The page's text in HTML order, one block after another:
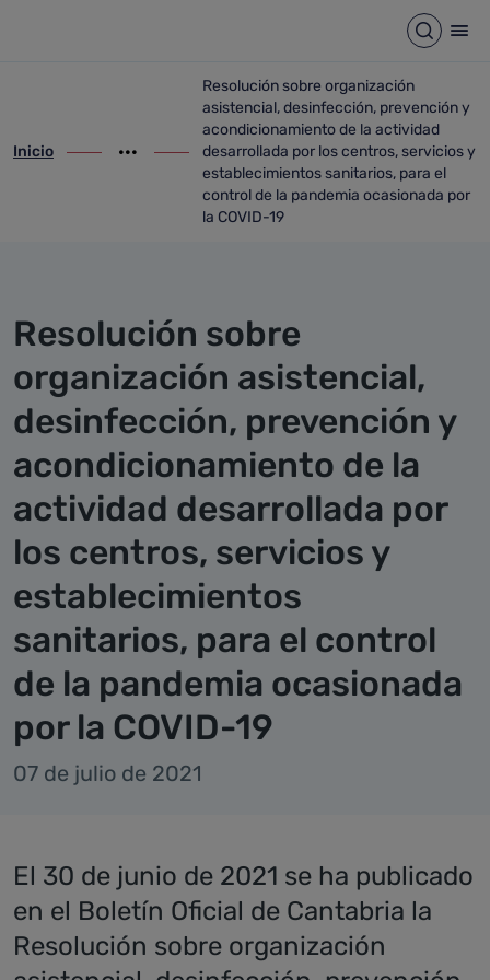
Abrir
ir-a inicio
Inicio
Mostrar opciones del camino de migas
ir-a Resolución sobre organización
Resolución sobre organización
asistencial, desinfección, prevención y
acondicionamiento de la actividad
desarrollada por los centros, servicios y
establecimientos sanitarios, para el
control de la pandemia ocasionada por
la COVID-19
Resolución sobre
organización asistencial,
desinfección, prevención y
acondicionamiento de la
actividad desarrollada por
los centros, servicios y
establecimientos
sanitarios, para el control
de la pandemia ocasionada
por la COVID-19
07 de julio de 2021
El 30 de junio de 2021 se ha publicado
en el Boletín Oficial de Cantabria la
Resolución sobre organización